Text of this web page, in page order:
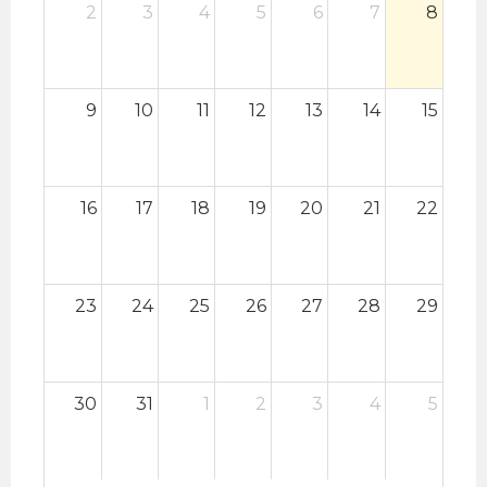
2 3 4 5 6 7 8
9 10 11 12 13 14 15
16 17 18 19 20 21 22
23 24 25 26 27 28 29
30 31 1 2 3 4 5